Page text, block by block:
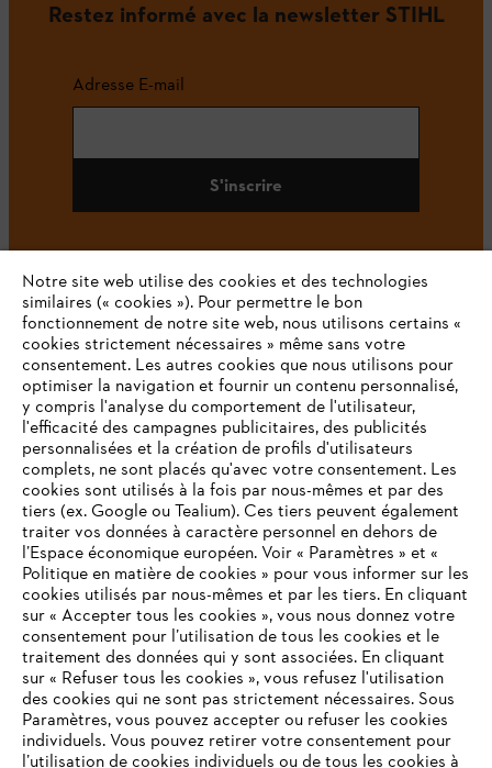
Restez informé avec la newsletter STIHL
Adresse E-mail
S'inscrire
#STIHL
L'Entreprise
STIHL FAQ
Contact
VOTRE NAVIGATEUR INTERNET
N'EST PLUS PRIS EN CHARGE
Vous utilisez un navigateur Internet que nous ne prenons plus
Notre site web utilise des cookies et des technologies
similaires (« cookies »). Pour permettre le bon
fonctionnement de notre site web, nous utilisons certains «
cookies strictement nécessaires » même sans votre
consentement. Les autres cookies que nous utilisons pour
optimiser la navigation et fournir un contenu personnalisé,
y compris l'analyse du comportement de l'utilisateur,
l'efficacité des campagnes publicitaires, des publicités
personnalisées et la création de profils d'utilisateurs
complets, ne sont placés qu'avec votre consentement. Les
cookies sont utilisés à la fois par nous-mêmes et par des
tiers (ex. Google ou Tealium). Ces tiers peuvent également
traiter vos données à caractère personnel en dehors de
l’Espace économique européen. Voir « Paramètres » et «
Politique en matière de cookies » pour vous informer sur les
cookies utilisés par nous-mêmes et par les tiers. En cliquant
sur « Accepter tous les cookies », vous nous donnez votre
consentement pour l’utilisation de tous les cookies et le
traitement des données qui y sont associées. En cliquant
sur « Refuser tous les cookies », vous refusez l'utilisation
des cookies qui ne sont pas strictement nécessaires. Sous
Paramètres, vous pouvez accepter ou refuser les cookies
individuels. Vous pouvez retirer votre consentement pour
l’utilisation de cookies individuels ou de tous les cookies à